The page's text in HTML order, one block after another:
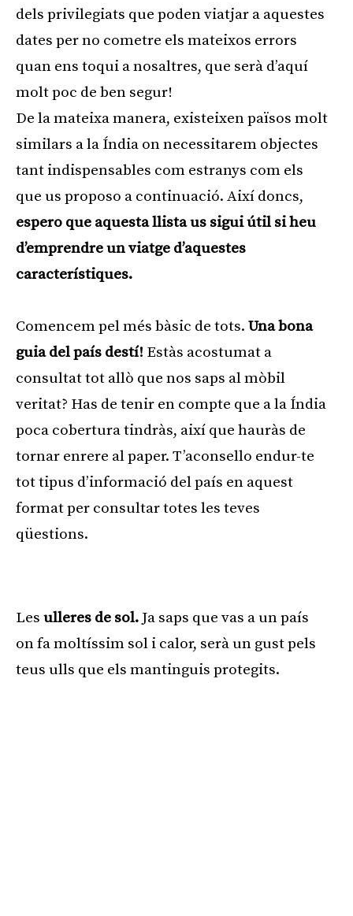
dels privilegiats que poden viatjar a aquestes
dates per no cometre els mateixos errors
quan ens toqui a nosaltres, que serà d’aquí
molt poc de ben segur!
De la mateixa manera, existeixen països molt
similars a la Índia on necessitarem objectes
tant indispensables com estranys com els
que us proposo a continuació. Així doncs,
espero que aquesta llista us sigui útil si heu
d’emprendre un viatge d’aquestes
característiques.
Comencem pel més bàsic de tots. Una bona
guia del país destí! Estàs acostumat a
consultat tot allò que nos saps al mòbil
veritat? Has de tenir en compte que a la Índia
poca cobertura tindràs, així que hauràs de
tornar enrere al paper. T’aconsello endur-te
tot tipus d’informació del país en aquest
format per consultar totes les teves
qüestions.
Les ulleres de sol. Ja saps que vas a un país
on fa moltíssim sol i calor, serà un gust pels
teus ulls que els mantinguis protegits.